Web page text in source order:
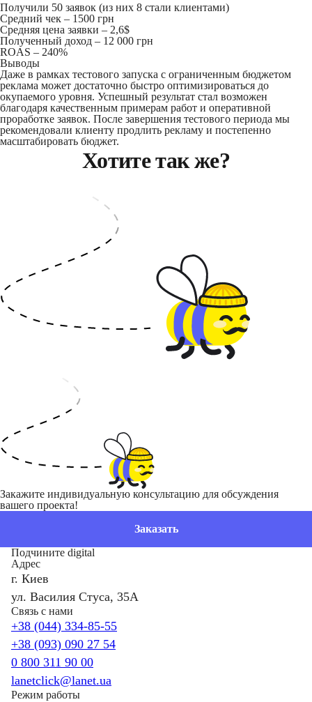
Получили 50 заявок (из них 8 стали клиентами)
Средний чек – 1500 грн
Средняя цена заявки – 2,6$
Полученный доход – 12 000 грн
ROAS – 240%
Выводы
Даже в рамках тестового запуска с ограниченным бюджетом
реклама может достаточно быстро оптимизироваться до
окупаемого уровня. Успешный результат стал возможен
благодаря качественным примерам работ и оперативной
проработке заявок. После завершения тестового периода мы
рекомендовали клиенту продлить рекламу и постепенно
масштабировать бюджет.
Хотите так же?
Закажите индивидуальную консультацию для обсуждения
вашего проекта!
Заказать
Подчините digital
Адрес
г. Киев
ул. Василия Стуса, 35А
Связь с нами
+38 (044) 334-85-55
+38 (093) 090 27 54
0 800 311 90 00
lanetclick@lanet.ua
Режим работы